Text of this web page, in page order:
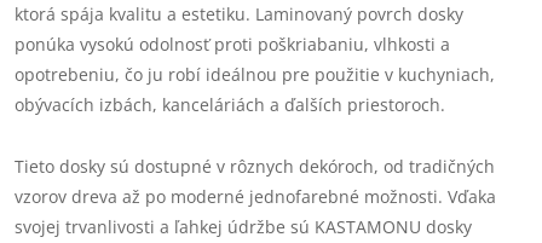
ktorá spája kvalitu a estetiku. Laminovaný povrch dosky
ponúka vysokú odolnosť proti poškriabaniu, vlhkosti a
opotrebeniu, čo ju robí ideálnou pre použitie v kuchyniach,
obývacích izbách, kanceláriách a ďalších priestoroch.
Tieto dosky sú dostupné v rôznych dekóroch, od tradičných
vzorov dreva až po moderné jednofarebné možnosti. Vďaka
svojej trvanlivosti a ľahkej údržbe sú KASTAMONU dosky